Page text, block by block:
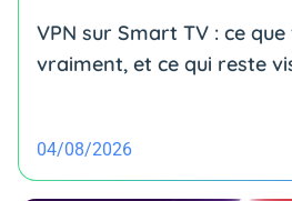
VPN sur Smart TV : ce que
vraiment, et ce qui reste
04/08/2026